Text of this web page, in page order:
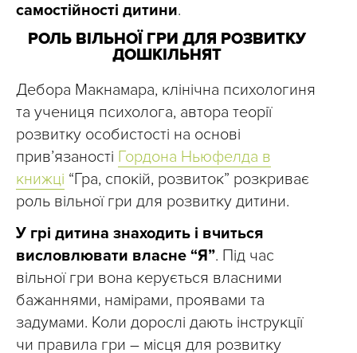
самостійності дитини.
РОЛЬ ВІЛЬНОЇ ГРИ ДЛЯ РОЗВИТКУ
ДОШКІЛЬНЯТ
Дебора Макнамара, клінічна психологиня
та учениця психолога, автора теорії
розвитку особистості на основі
прив’язаності Гордона Ньюфелда в
книжці “Гра, спокій, розвиток” розкриває
роль вільної гри для розвитку дитини.
У грі дитина знаходить і вчиться
висловлювати власне “Я”. Під час
вільної гри вона керується власними
бажаннями, намірами, проявами та
задумами. Коли дорослі дають інструкції
чи правила гри – місця для розвитку